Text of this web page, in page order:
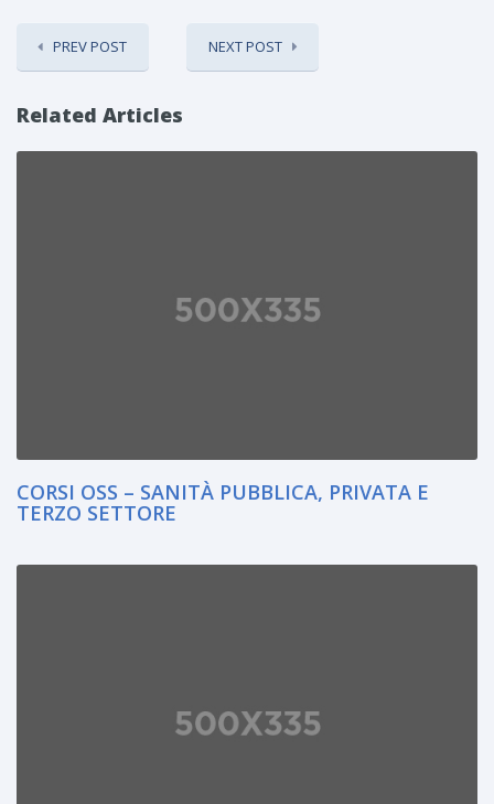
PREV POST NEXT POST
Related Articles
CORSI OSS – SANITÀ PUBBLICA, PRIVATA E
TERZO SETTORE